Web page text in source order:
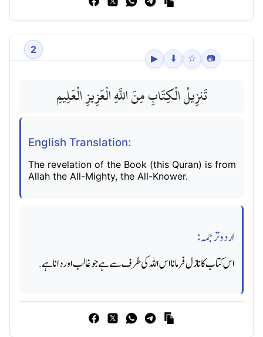
2
▶ ⬇ ☆ 📷
تَنزِيلُ الْكِتَابِ مِنَ اللَّهِ الْعَزِيزِ الْعَلِيمِ
English Translation:
The revelation of the Book (this Quran) is from
Allah the All-Mighty, the All-Knower.
اردو ترجمہ:
اس کتاب کا نازل فرمانا اس اللہ کی طرف سے ہے جو غالب اور دانا ہے.